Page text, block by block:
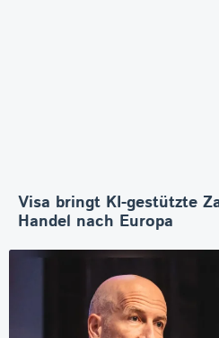
Visa bringt KI-gestützte
Handel nach Europa